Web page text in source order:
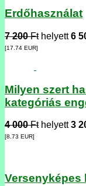
Erdőhasználat
7 200 Fthelyett6
[17.74 EUR]
Milyen szert
kategóriás
4 000 Fthelyett3
[8.73 EUR]
Versenyképes